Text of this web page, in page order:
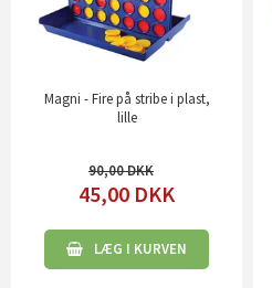
Magni - Fire på stribe i plast,
lille
90,00
45,00 DKK
LÆG I KURVEN